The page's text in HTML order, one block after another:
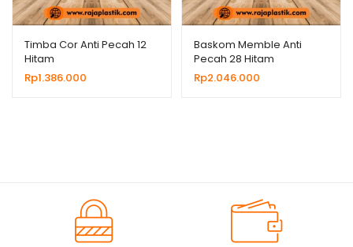
Timba Cor Anti Pecah 12
Hitam
Rp1.386.000
Baskom Memble Anti
Pecah 28 Hitam
Rp2.046.000